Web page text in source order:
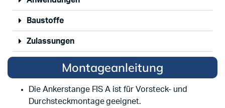
Baustoffe
Zulassungen
Montageanleitung
Die Ankerstange FIS A ist für Vorsteck- und
Durchsteckmontage geeignet.